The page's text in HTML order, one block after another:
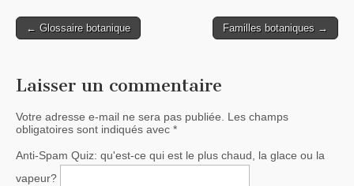
Post navigation
← Glossaire botanique Familles botaniques →
Laisser un commentaire
Votre adresse e-mail ne sera pas publiée.
Les champs
obligatoires sont indiqués avec *
Anti-Spam Quiz: qu'est-ce qui est le plus chaud, la glace ou la
vapeur?